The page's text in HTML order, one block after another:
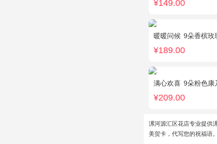
¥149.00
暖暖问候 9朵香槟玫
¥189.00
满心欢喜 9朵粉色康乃
¥209.00
漯河源汇区花店专业提供
美贺卡，代写您的祝福语